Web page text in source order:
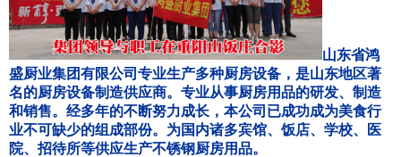
山东省鸿
盛厨业集团有限公司专业生产多种厨房设备，是山东地区著
名的厨房设备制造供应商。专业从事厨房用品的研发、制造
和销售。经多年的不断努力成长，本公司已成功成为美食行
业不可缺少的组成部份。为国内诸多宾馆、饭店、学校、医
院、招待所等供应生产不锈钢厨房用品。